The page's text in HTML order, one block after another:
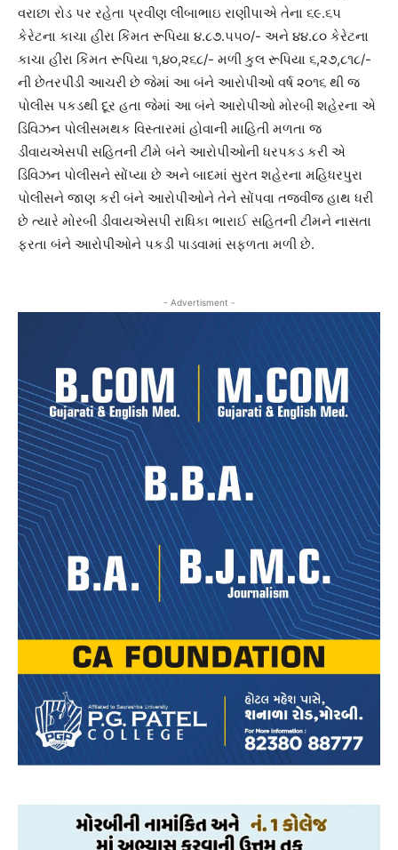
વરાછા રોડ પર રહેતા પ્રવીણ લીંબાભાઇ રાણીપાએ તેના ૬૯.૬૫
કેરેટના કાચા હીરા કિંમત રૂપિયા ૪.૮૭.૫૫૦/- અને ૪૪.૮૦ કેરેટના
કાચા હીરા કિંમત રૂપિયા ૧,૪૦,૨૬૮/- મળી કુલ રૂપિયા ૬,૨૭,૮૧૮/-
ની છેતરપીંડી આચરી છે જેમાં આ બંને આરોપીઓ વર્ષ ૨૦૧૬ થી જ
પોલીસ પકડથી દૂર હતા જેમાં આ બંને આરોપીઓ મોરબી શહેરના એ
ડિવિઝન પોલીસમથક વિસ્તારમાં હોવાની માહિતી મળતા જ
ડીવાયએસપી સહિતની ટીમે બંને આરોપીઓની ધરપકડ કરી એ
ડિવિઝન પોલીસને સોંપ્યા છે અને બાદમાં સુરત શહેરના મહિધરપુરા
પોલીસને જાણ કરી બંને આરોપીઓને તેને સોંપવા તજવીજ હાથ ધરી
છે ત્યારે મોરબી ડીવાયએસપી રાધિકા ભારાઈ સહિતની ટીમને નાસતા
ફરતા બંને આરોપીઓને પકડી પાડવામાં સફળતા મળી છે.
- Advertisment -